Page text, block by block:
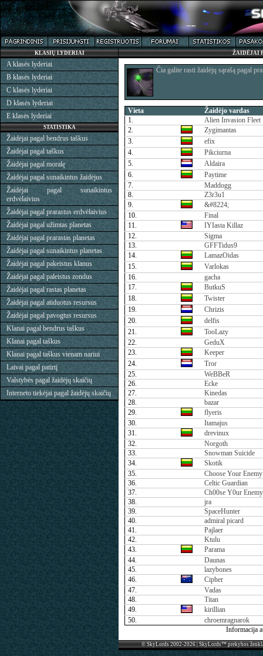
ŽAIDĖJAI
Čia galite rasti žaidėjų sąrašą pagal
Vieta
Žaidėjo vardas
1.
Alien Invasion Fleet
2.
Zygimantas
3.
efix
4.
Pikciurna
5.
Aldaira
6.
Paytime
7.
Maddogg
8.
Z3r3u1
9.
&#8224;
10.
Final
11.
IYIasta Killaz
12.
Sigma
13.
GFFTidus9
14.
LamazOidas
15.
Varlokas
16.
gacha
17.
ButkuS
18.
Twister
19.
Chrizis
20.
delfis
21.
TooLazy
22.
GeduX
23.
Keeper
24.
Tror
25.
WeBBeR
26.
Ecke
27.
Kinedas
28.
bazar
29.
flyeris
30.
Itamajus
31.
drevinux
32.
Norgoth
33.
Snowman Suicide
34.
Skotik
35.
Choose Your Enemy
36.
Celtic Guardian
37.
Ch00se Y0ur Enemy
38.
jra
39.
SpaceHunter
40.
admiral picard
41.
Pajlaer
42.
Ktulu
43.
Parama
44.
Daunas
45.
lazybones
46.
Cipher
47.
Vadas
48.
Titan
49.
kirillian
50.
chroemragnarok
Informacija
© SkyLords 2002-2026 | SkyLords™ prekybos
KLASIŲ LYDERIAI
A klasės lyderiai
B klasės lyderiai
C klasės lyderiai
D klasės lyderiai
E klasės lyderiai
STATISTIKA
Žaidėjai pagal bendrus taškus
Žaidėjai pagal taškus
Žaidėjai pagal moralę
Žaidėjai pagal sunaikintus žaidėjus
Žaidėjai pagal sunaikintus
erdvėlaivius
Žaidėjai pagal prarastus erdvėlaivius
Žaidėjai pagal užimtas planetas
Žaidėjai pagal prarastas planetas
Žaidėjai pagal sunaikintus planetas
Žaidėjai pagal pakeistus klanus
Žaidėjai pagal paleistus zondus
Žaidėjai pagal rastas planetas
Žaidėjai pagal atiduotus resursus
Žaidėjai pagal pavogtus resursus
Klanai pagal bendrus taškus
Klanai pagal taškus
Klanai pagal taškus vienam nariui
Laivai pagal patirtį
Valstybės pagal žaidėjų skaičių
Interneto tiekėjai pagal žaidėjų skaičių